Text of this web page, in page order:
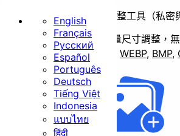
大量圖片尺寸調整工具（私密
快速、安全且無限制的批量尺寸調整，
支援格式JPG, WEBP, BMP,
English
Français
Русский
Español
Português
Deutsch
Tiếng Việt
Indonesia
แบบไทย
हिंदी